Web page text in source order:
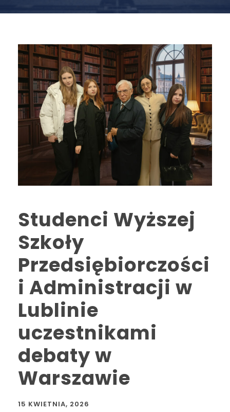
Studenci Wyższej
Szkoły
Przedsiębiorczości
i Administracji w
Lublinie
uczestnikami
debaty w
Warszawie
15 KWIETNIA, 2026